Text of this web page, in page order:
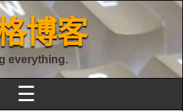
博客
everything.
☰